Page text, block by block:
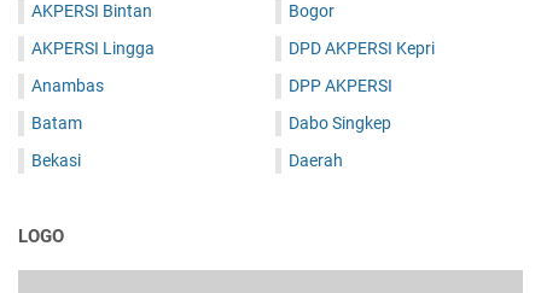
AKPERSI Bintan
AKPERSI Lingga
Anambas
Batam
Bekasi
Bogor
DPD AKPERSI Kepri
DPP AKPERSI
Dabo Singkep
Daerah
LOGO